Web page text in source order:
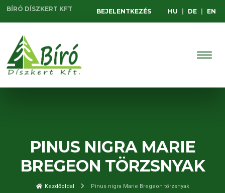
BÍRÓ DÍSZKERT KFT BEJELENTKEZÉS HU DE EN
PINUS NIGRA MARIE
BREGEON TÖRZSNYAK
Kezdőoldal Pinus nigra Marie Bregeon törzsnyak